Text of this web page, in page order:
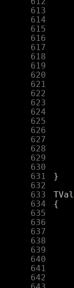
    613
    614
    615
    616
    617
    618
    619
    620
    621
    622
    623
    624
    625
    626
    627
    628
    629
    630
    631
    632
    633
    634
    635
    636
    637
    638
    639
    640
    641
    642